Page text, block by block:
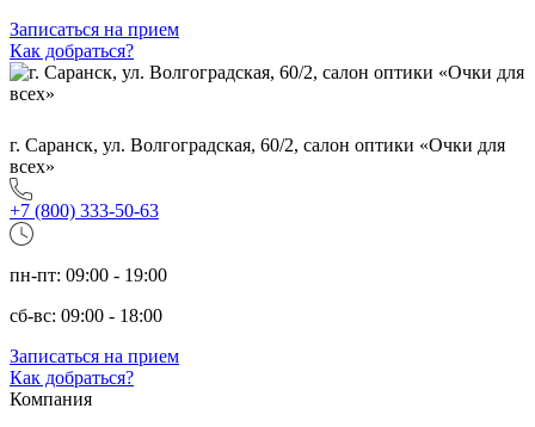
Записаться на прием
Как добраться?
г. Саранск, ул. Волгоградская, 60/2, салон оптики «Очки для
всех»
+7 (800) 333-50-63
пн-пт: 09:00 - 19:00
сб-вс: 09:00 - 18:00
Записаться на прием
Как добраться?
Компания